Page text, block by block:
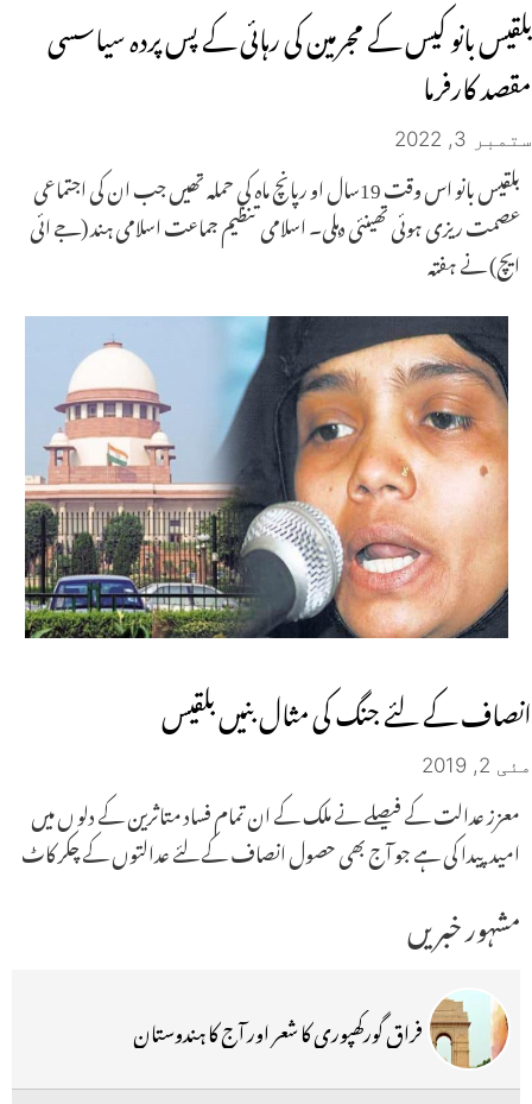
بلقیس بانو کیس کے مجرمین کی رہائی کے پس پردہ سیاسسی
مقصد کارفرما
ستمبر 3, 2022
بلقیس بانو اس وقت 19سال او رپانچ ماہ کی حملہ تھیں جب ان کی اجتماعی
عصمت ریزی ہوئی تھینئی دہلی۔ اسلامی تنظیم جماعت اسلامی ہند (جے ائی
ایچ) نے ہفتہ
انصاف کے لئے جنگ کی مثال بنیں بلقیس
مئی 2, 2019
معزز عدالت کے فیصلے نے ملک کے ان تمام فساد متاثرین کے دلو ں میں
امید پیدا کی ہے جو آج بھی حصول انصاف کے لئے عدالتوں کے چکر کاٹ
مشہور خبریں
فراق گورکھپوری کا شعر اور آج کا ہندوستان